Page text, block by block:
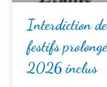
Interdiction
festifs
2026 inclus